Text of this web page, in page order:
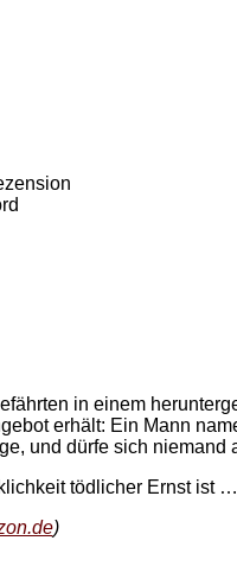
in einem
erhält: Ein Mann
und dürfe sich niemand
tödlicher Ernst ist …
)